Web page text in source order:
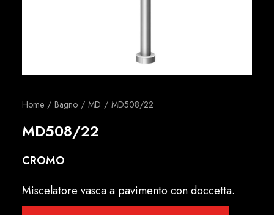
Home Bagno MD MD508/22
MD508/22
CROMO
Miscelatore vasca a pavimento con doccetta.